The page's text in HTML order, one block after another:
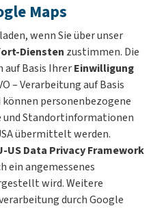
Maps
wenn Sie über unser
Diensten zustimmen. Die
Basis IhrerEinwilligung
– Verarbeitung auf Basis
personenbezogene
und Standortinformationen
übermittelt werden.
US Data Privacy Framework
ein angemessenes
wird. Weitere
durch Google